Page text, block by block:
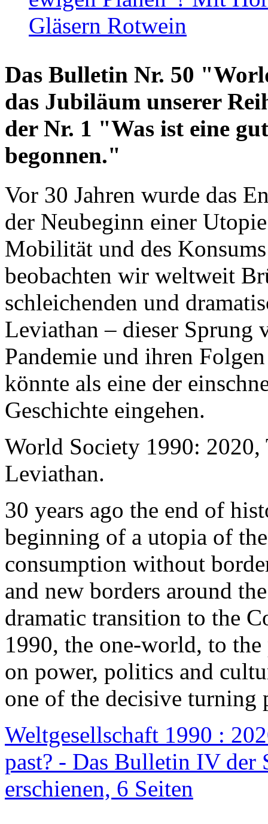
Gläsern Rotwein
Das Bulletin Nr. 50
das Jubiläum unserer
der Nr. 1 "Was ist eine
begonnen."
Vor 30 Jahren wurde das
der Neubeginn einer
Mobilität und des
beobachten wir weltweit
schleichenden und
Leviathan – dieser Sprung
Pandemie und ihren
könnte als eine der
Geschichte eingehen.
World Society 1990: 2020,
Leviathan.
30 years ago the end of
beginning of a utopia of
consumption without
and new borders around
dramatic transition to the
1990, the one-world, to the
on power, politics and
one of the decisive turning
Weltgesellschaft 1990 :
past? - Das Bulletin IV der
erschienen, 6 Seiten